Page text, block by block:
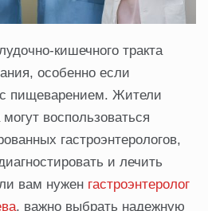
кишечного тракта
особенно если
пищеварением. Жители
воспользоваться
гастроэнтерологов,
и лечить
вам нужен гастроэнтеролог
, важно выбрать надежную